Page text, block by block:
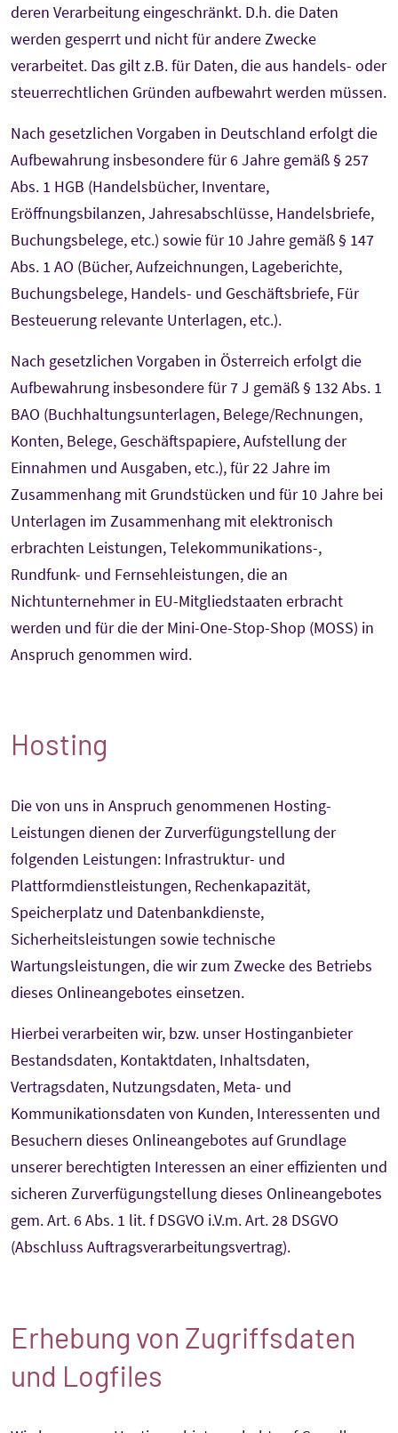
deren Verarbeitung eingeschränkt. D.h. die Daten
werden gesperrt und nicht für andere Zwecke
verarbeitet. Das gilt z.B. für Daten, die aus handels- oder
steuerrechtlichen Gründen aufbewahrt werden müssen.
Nach gesetzlichen Vorgaben in Deutschland erfolgt die
Aufbewahrung insbesondere für 6 Jahre gemäß § 257
Abs. 1 HGB (Handelsbücher, Inventare,
Eröffnungsbilanzen, Jahresabschlüsse, Handelsbriefe,
Buchungsbelege, etc.) sowie für 10 Jahre gemäß § 147
Abs. 1 AO (Bücher, Aufzeichnungen, Lageberichte,
Buchungsbelege, Handels- und Geschäftsbriefe, Für
Besteuerung relevante Unterlagen, etc.).
Nach gesetzlichen Vorgaben in Österreich erfolgt die
Aufbewahrung insbesondere für 7 J gemäß § 132 Abs. 1
BAO (Buchhaltungsunterlagen, Belege/Rechnungen,
Konten, Belege, Geschäftspapiere, Aufstellung der
Einnahmen und Ausgaben, etc.), für 22 Jahre im
Zusammenhang mit Grundstücken und für 10 Jahre bei
Unterlagen im Zusammenhang mit elektronisch
erbrachten Leistungen, Telekommunikations-,
Rundfunk- und Fernsehleistungen, die an
Nichtunternehmer in EU-Mitgliedstaaten erbracht
werden und für die der Mini-One-Stop-Shop (MOSS) in
Anspruch genommen wird.
Hosting
Die von uns in Anspruch genommenen Hosting-
Leistungen dienen der Zurverfügungstellung der
folgenden Leistungen: Infrastruktur- und
Plattformdienstleistungen, Rechenkapazität,
Speicherplatz und Datenbankdienste,
Sicherheitsleistungen sowie technische
Wartungsleistungen, die wir zum Zwecke des Betriebs
dieses Onlineangebotes einsetzen.
Hierbei verarbeiten wir, bzw. unser Hostinganbieter
Bestandsdaten, Kontaktdaten, Inhaltsdaten,
Vertragsdaten, Nutzungsdaten, Meta- und
Kommunikationsdaten von Kunden, Interessenten und
Besuchern dieses Onlineangebotes auf Grundlage
unserer berechtigten Interessen an einer effizienten und
sicheren Zurverfügungstellung dieses Onlineangebotes
gem. Art. 6 Abs. 1 lit. f DSGVO i.V.m. Art. 28 DSGVO
(Abschluss Auftragsverarbeitungsvertrag).
Erhebung von Zugriffsdaten
und Logfiles